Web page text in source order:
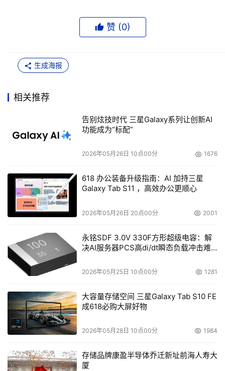
EMC总裁兼首席执行官乔.图斯先生说：“最近一段时间，
我每年至少来中国两次。我每次来，都被这里的现代化步
EMC与中国首屈一指的高等学府----清华大学的结盟，是我
们向中国扩大市场和投资的实例。我们承诺帮助中国培养新
一代的业务及技术领袖，并建设新一步的信息架构。我们认
为我们能够做贡献的方式之一就是向世界级学府的师生们传
授信息生命周期管理战略及架构开发方面的知识”。
清华大学校长顾秉林院士说：“近年来，EMC公司在图斯
先生的领导下，依靠科学管理、技术创新和业务拓展，不断
创造出色的业绩，并与我校开展了多方面的交流与合作。图
近年来的发展做出了很大贡献。今天，EMC公司将向经管
学院和信息学院捐设“讲席教授”席位，并为清华信息科学与
技术国家实验室捐助的设备、软件和科研经费，为研究生提
慷慨捐助中国教育事业、支持清华大学发展，表示衷心的感
谢！希望经管学院和信息学院认真用好捐助，进一步凝练学
科方向，加强自主创新，提高师资队伍建设的整体水平，在
献”。
赞 (0)
生成海报
相关推荐
告别炫技时代 三星Galaxy系列让创新AI
功能成为“标配”
2026年05月26日 10点00分 1676
618 办公装备升级指南：AI 加持三星
Galaxy Tab S11 ，高效办公更顺心
2026年05月26日 20点00分 2001
永铭SDF 3.0V 330F方形超级电容：解
决AI服务器PCS高di/dt瞬态负载冲击难
2026年05月25日 10点00分 1281
大容量存储空间 三星Galaxy Tab S10 FE
成618必购大屏好物
2026年05月28日 10点00分 1984
存储品牌康盈半导体乔迁新址前海人寿大
厦